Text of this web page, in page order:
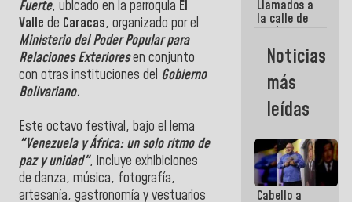
Fuerte, ubicado en la parroquia El
Valle de Caracas, organizado por el
Ministerio del Poder Popular para
Relaciones Exterioresen conjunto
con otras instituciones del Gobierno
Bolivariano.
Este octavo festival, bajo el lema
"Venezuela y África: un solo ritmo de
paz y unidad", incluye exhibiciones
de danza, música, fotografía,
artesanía, gastronomía y vestuarios
La Guaira?
Llamados a
la calle de
María
Machado se
estrellaron
de frente
contra el
Pueblo
Noticias
más
leídas
Cabello a